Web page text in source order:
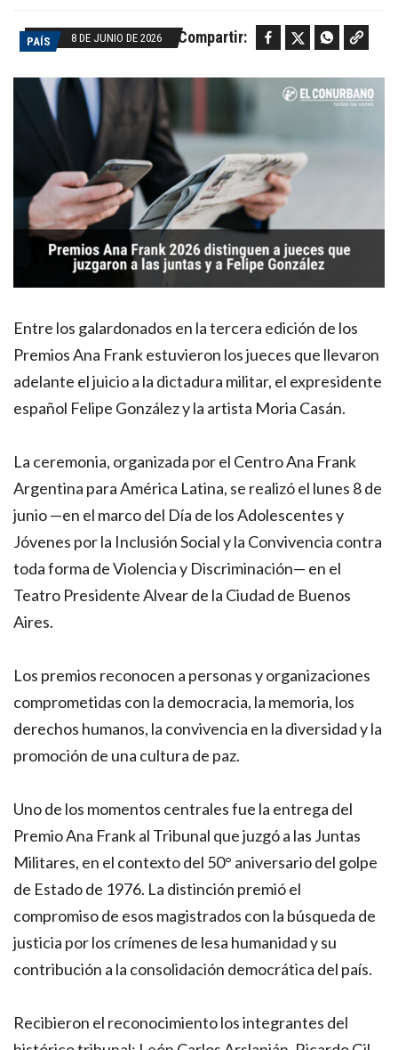
PAÍS 8 DE JUNIO DE 2026 Compartir: Facebook Twitter WhatsApp Copy link
Entre los galardonados en la tercera edición de los
Premios Ana Frank estuvieron los jueces que llevaron
adelante el juicio a la dictadura militar, el expresidente
español Felipe González y la artista Moria Casán.
La ceremonia, organizada por el Centro Ana Frank
Argentina para América Latina, se realizó el lunes 8 de
junio —en el marco del Día de los Adolescentes y
Jóvenes por la Inclusión Social y la Convivencia contra
toda forma de Violencia y Discriminación— en el
Teatro Presidente Alvear de la Ciudad de Buenos
Aires.
Los premios reconocen a personas y organizaciones
comprometidas con la democracia, la memoria, los
derechos humanos, la convivencia en la diversidad y la
promoción de una cultura de paz.
Uno de los momentos centrales fue la entrega del
Premio Ana Frank al Tribunal que juzgó a las Juntas
Militares, en el contexto del 50° aniversario del golpe
de Estado de 1976. La distinción premió el
compromiso de esos magistrados con la búsqueda de
justicia por los crímenes de lesa humanidad y su
contribución a la consolidación democrática del país.
Recibieron el reconocimiento los integrantes del